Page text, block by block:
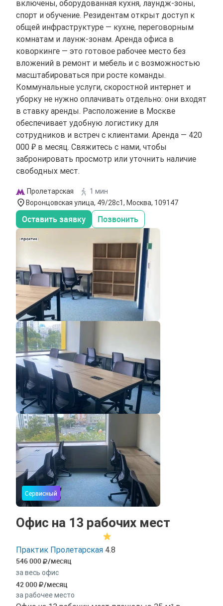
включены, оборудованная кухня, лаундж-зоны,
спорт и обучение. Резидентам открыт доступ к
общей инфраструктуре — кухне, переговорным
комнатам и лаунж-зонам. Аренда офиса в
коворкинге — это готовое рабочее место без
вложений в ремонт и мебель и с возможностью
масштабироваться при росте команды.
Коммунальные услуги, скоростной интернет и
уборку не нужно оплачивать отдельно: они входят
в ставку аренды. Расположение в Москве
обеспечивает удобную логистику для
сотрудников и встреч с клиентами. Аренда — 420
000 ₽ в месяц. Свяжитесь с нами, чтобы
забронировать просмотр или уточнить наличие
свободных мест.
Пролетарская
1 мин
Воронцовская улица, 49/28с1, Москва, 109147
Оставить заявку Позвонить
Сервисный
Офис на 13 рабочих мест
Практик Пролетарская 4.8
546 000 /месяц
за весь офис
42 000 /месяц
за рабочее место